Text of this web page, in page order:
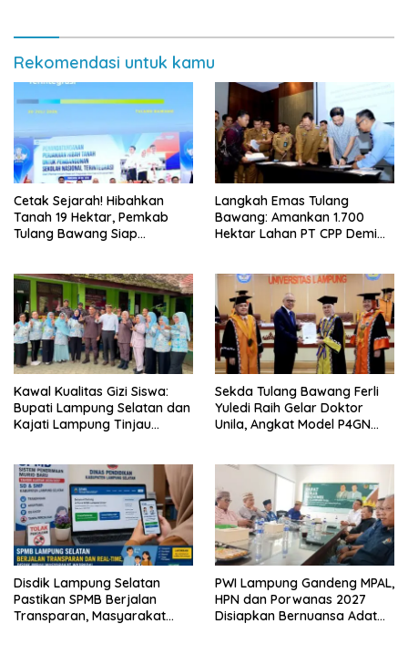
Rekomendasi untuk kamu
Cetak Sejarah! Hibahkan
Tanah 19 Hektar, Pemkab
Tulang Bawang Siap
Lampung
Langkah Emas Tulang
Bawang: Amankan 1.700
Hektar Lahan PT CPP Demi
Kawal Kualitas Gizi Siswa:
Bupati Lampung Selatan dan
Kajati Lampung Tinjau
Sekda Tulang Bawang Ferli
Yuledi Raih Gelar Doktor
Unila, Angkat Model P4GN
Disdik Lampung Selatan
Pastikan SPMB Berjalan
Transparan, Masyarakat
PWI Lampung Gandeng MPAL,
HPN dan Porwanas 2027
Disiapkan Bernuansa Adat